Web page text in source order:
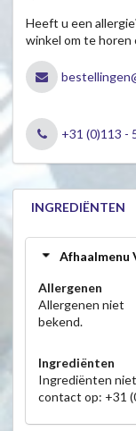
Heeft u een
winkel om te
+31 (0)113 -
INGREDIËNTEN
Afhaalmenu
Allergenen
Allergenen niet
bekend.
Ingrediënten
Ingrediënten
contact op: +31